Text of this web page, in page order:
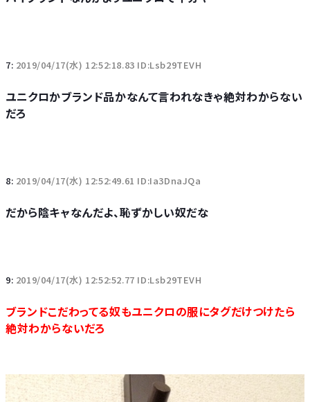
7: 2019/04/17(水) 12:52:18.83 ID:Lsb29TEVH
ユニクロかブランド品かなんて言われなきゃ絶対わからない
だろ
8: 2019/04/17(水) 12:52:49.61 ID:Ia3DnaJQa
だから陰キャなんだよ、恥ずかしい奴だな
9: 2019/04/17(水) 12:52:52.77 ID:Lsb29TEVH
ブランドこだわってる奴もユニクロの服にタグだけつけたら
絶対わからないだろ